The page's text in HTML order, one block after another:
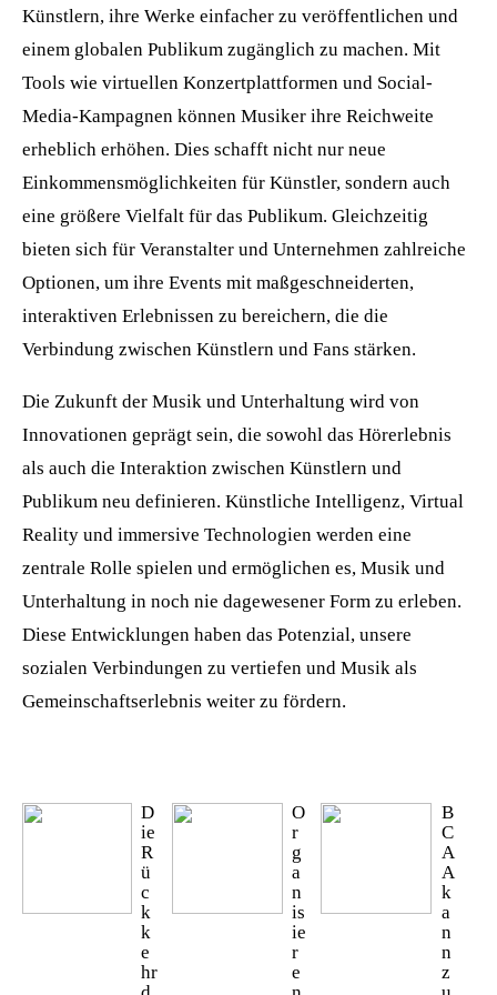
Künstlern, ihre Werke einfacher zu veröffentlichen und
einem globalen Publikum zugänglich zu machen. Mit
Tools wie virtuellen Konzertplattformen und Social-
Media-Kampagnen können Musiker ihre Reichweite
erheblich erhöhen. Dies schafft nicht nur neue
Einkommensmöglichkeiten für Künstler, sondern auch
eine größere Vielfalt für das Publikum. Gleichzeitig
bieten sich für Veranstalter und Unternehmen zahlreiche
Optionen, um ihre Events mit maßgeschneiderten,
interaktiven Erlebnissen zu bereichern, die die
Verbindung zwischen Künstlern und Fans stärken.
Die Zukunft der Musik und Unterhaltung wird von
Innovationen geprägt sein, die sowohl das Hörerlebnis
als auch die Interaktion zwischen Künstlern und
Publikum neu definieren. Künstliche Intelligenz, Virtual
Reality und immersive Technologien werden eine
zentrale Rolle spielen und ermöglichen es, Musik und
Unterhaltung in noch nie dagewesener Form zu erleben.
Diese Entwicklungen haben das Potenzial, unsere
sozialen Verbindungen zu vertiefen und Musik als
Gemeinschaftserlebnis weiter zu fördern.
D
ie
R
ü
c
k
k
e
hr
O
r
g
a
n
is
ie
r
e
B
C
A
A
k
a
n
n
z